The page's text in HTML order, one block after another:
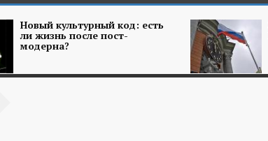
Новый культурный код: есть
ли жизнь после пост-
модерна?